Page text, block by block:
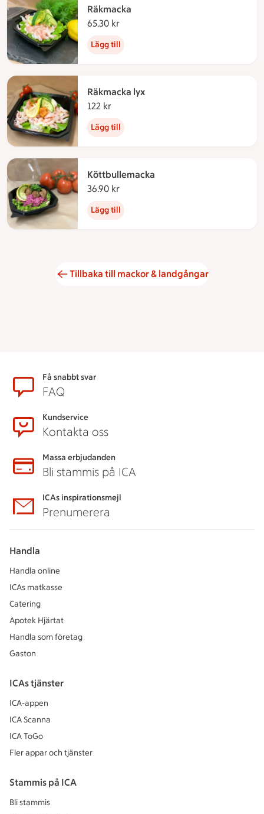
Räkmacka
65.30 kr
Lägg till
Räkmacka lyx
122 kr
Lägg till
Köttbullemacka
36.90 kr
Lägg till
Tillbaka till mackor & landgångar
SidfotFå snabbt svar
FAQ
Kundservice
Kontakta oss
Massa erbjudanden
Bli stammis på ICA
ICAs inspirationsmejl
Prenumerera
Handla
Handla online
ICAs matkasse
Catering
Apotek Hjärtat
Handla som företag
Gaston
ICAs tjänster
ICA-appen
ICA Scanna
ICA ToGo
Fler appar och tjänster
Stammis på ICA
Bli stammis